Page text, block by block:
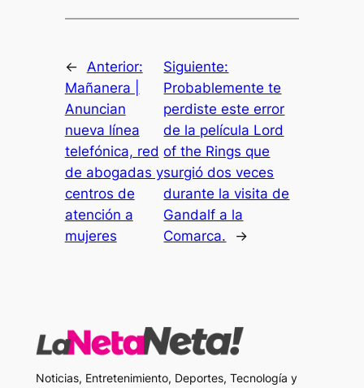
←
Anterior:
Mañanera |
Anuncian
nueva línea
telefónica, red
de abogadas y
centros de
atención a
mujeres
Siguiente:
Probablemente te
perdiste este error
de la película Lord
of the Rings que
surgió dos veces
durante la visita de
Gandalf a la
Comarca.
→
Noticias, Entretenimiento, Deportes, Tecnología y